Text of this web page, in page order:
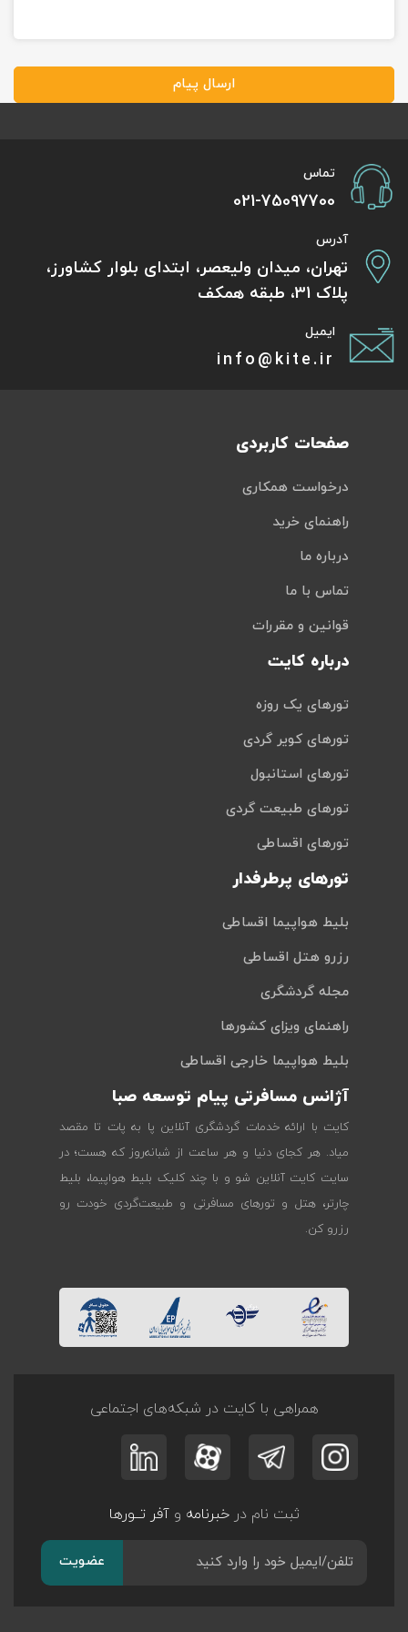
ارسال پیام
تماس
021-75097700
آدرس
تهران، میدان ولیعصر، ابتدای بلوار کشاورز،
پلاک 31، طبقه همکف
ایمیل
info@kite.ir
صفحات کاربردی
درخواست همکاری
راهنمای خرید
درباره ما
تماس با ما
قوانین و مقررات
درباره کایت
تورهای یک روزه
تورهای کویر گردی
تورهای استانبول
تورهای طبیعت گردی
تورهای اقساطی
تورهای پرطرفدار
بلیط هواپیما اقساطی
رزرو هتل اقساطی
مجله گردشگری
راهنمای ویزای کشورها
بلیط هواپیما خارجی اقساطی
آژانس مسافرتی پیام توسعه صبا
کایت با ارائه خدمات گردشگری آنلاین پا به پات تا مقصد
میاد. هر کجای دنیا و هر ساعت از شبانه‌روز که هست؛ در
سایت کایت آنلاین شو و با چند کلیک بلیط هواپیما، بلیط
چارتر، هتل و تورهای مسافرتی و طبیعت‌گردی خودت رو
رزرو کن.
همراهی با کایت در شبکه‌های اجتماعی
ثبت نام درخبرنامه وآفر تــورها
عضویت